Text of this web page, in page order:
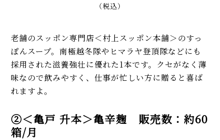
（税込）
老舗のスッポン専門店＜村上スッポン本舗＞のすっ
ぽんスープ。南極越冬隊やヒマラヤ登頂隊などにも
採用された滋養強壮に優れた1本です。クセがなく薄
味なので飲みやすく、仕事が忙しい方に贈ると喜ば
れますよ。
②＜亀戸 升本＞亀辛麹 販売数：約60
箱/月